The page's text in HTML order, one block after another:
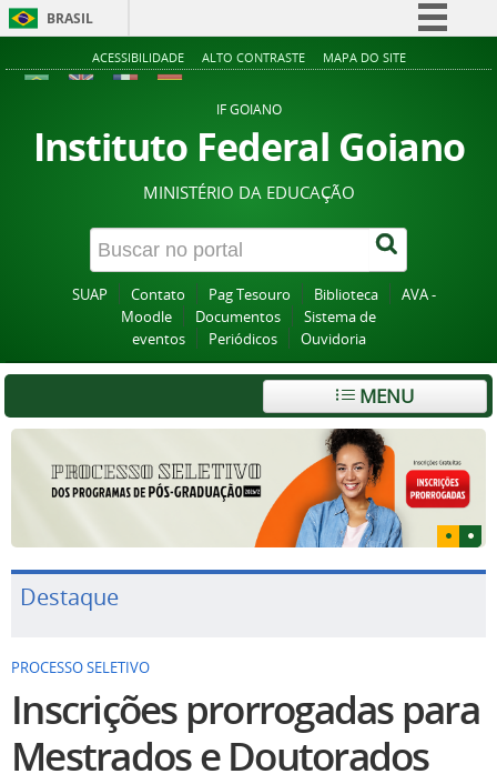
BRASIL
Simplifique!
Acesso à informação
Legislação
Canais
ACESSIBILIDADE ALTO CONTRASTE MAPA DO SITE
IF GOIANO
Instituto Federal Goiano
MINISTÉRIO DA EDUCAÇÃO
SUAP Contato Pag Tesouro Biblioteca
AVA -
Moodle
Documentos
Sistema de
eventos
Periódicos Ouvidoria
MENU
Destaque
PROCESSO SELETIVO
Inscrições prorrogadas para
Mestrados e Doutorados